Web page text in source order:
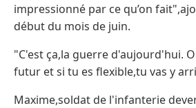
impressionné par ce qu’on
début du mois de juin.
"C'est ça,la guerre d'aujourd'hui.
futur et si tu es flexible,tu vas y
Maxime,soldat de l'infanterie